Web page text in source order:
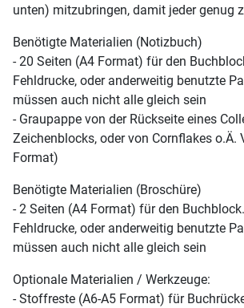
unten) mitzubringen, damit jeder genug
Benötigte Materialien (Notizbuch)
- 20 Seiten (A4 Format) für den
Fehldrucke, oder anderweitig benutzte
müssen auch nicht alle gleich sein
- Graupappe von der Rückseite eines
Zeichenblocks, oder von Cornflakes o.Ä.
Format)
Benötigte Materialien (Broschüre)
- 2 Seiten (A4 Format) für den
Fehldrucke, oder anderweitig benutzte
müssen auch nicht alle gleich sein
Optionale Materialien / Werkzeuge:
- Stoffreste (A6-A5 Format) für